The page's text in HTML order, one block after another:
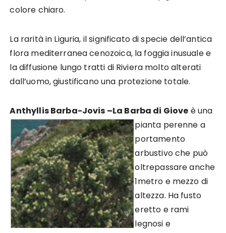
colore chiaro.
La rarità in Liguria, il significato di specie dell’antica
flora mediterranea cenozoica, la foggia inusuale e
la diffusione lungo tratti di Riviera molto alterati
dall’uomo, giustificano una protezione totale.
Anthyllis Barba-Jovis –La Barba di Giove è una
pianta perenne a
portamento
arbustivo che può
oltrepassare anche
1metro e mezzo di
altezza. Ha fusto
eretto e rami
legnosi e